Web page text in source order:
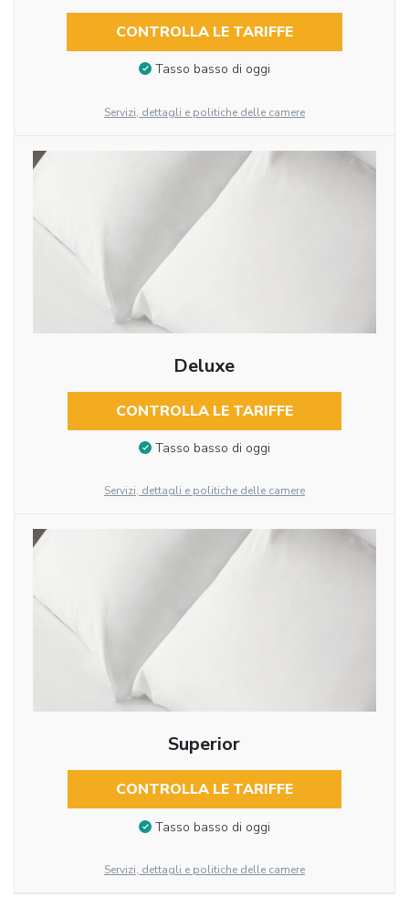
CONTROLLA LE TARIFFE
Tasso basso di oggi
Servizi, dettagli e politiche delle camere
Deluxe
CONTROLLA LE TARIFFE
Tasso basso di oggi
Servizi, dettagli e politiche delle camere
Superior
CONTROLLA LE TARIFFE
Tasso basso di oggi
Servizi, dettagli e politiche delle camere